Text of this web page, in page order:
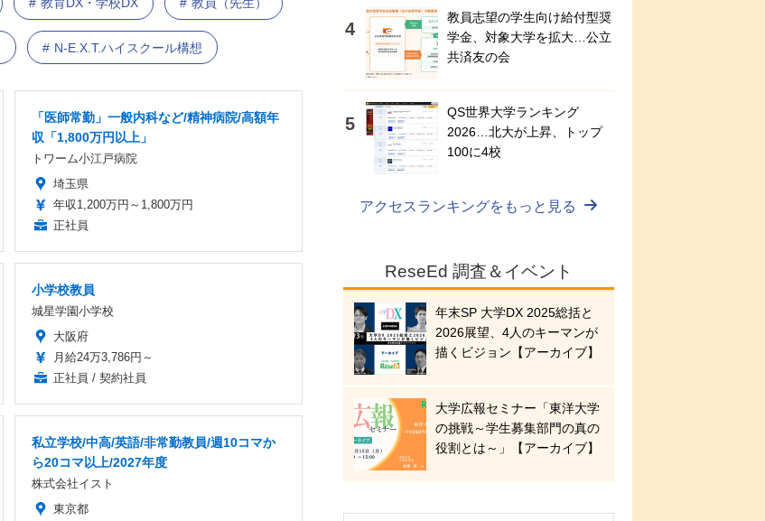
教育DX・学校DX 教員（先生）
N-E.X.T.ハイスクール構想
「医師常勤」一般内科など/精神病院/高額年
収「1,800万円以上」
トワーム小江戸病院
埼玉県
年収1,200万円～1,800万円
正社員
小学校教員
城星学園小学校
大阪府
月給24万3,786円～
正社員 / 契約社員
私立学校/中高/英語/非常勤教員/週10コマか
ら20コマ以上/2027年度
株式会社イスト
東京都
教員志望の学生向け給付型奨
学金、対象大学を拡大…公立
共済友の会
QS世界大学ランキング
2026…北大が上昇、トップ
100に4校
アクセスランキングをもっと見る
ReseEd 調査＆イベント
年末SP 大学DX 2025総括と
2026展望、4人のキーマンが
描くビジョン【アーカイブ】
大学広報セミナー「東洋大学
の挑戦～学生募集部門の真の
役割とは～」【アーカイブ】